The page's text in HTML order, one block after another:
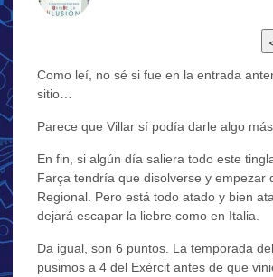
Como leí, no sé si fue en la entrada
sitio…
Parece que Villar sí podía darle algo más
En fin, si algún día saliera todo este
Farça tendría que disolverse y empezar
Regional. Pero está todo atado y bien
dejará escapar la liebre como en Italia.
Da igual, son 6 puntos. La temporada
pusimos a 4 del Exèrcit antes de que